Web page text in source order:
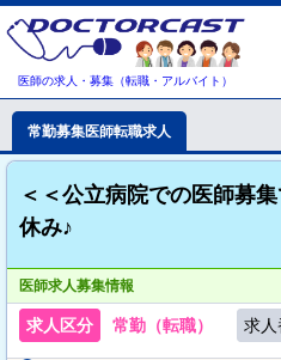
医師の求人・募集（転職・アルバイト）
常勤募集医師転職求人
＜＜公立病院での医師募
休み♪
医師求人募集情報
求人区分 常勤（転職） 求人